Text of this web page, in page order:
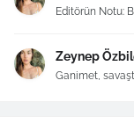
Editörün Notu:
Zeynep
Ganimet,